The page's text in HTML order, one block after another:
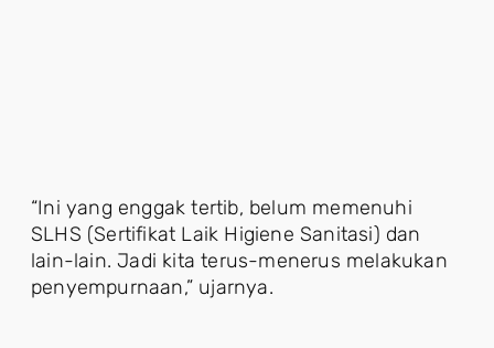
“Ini yang enggak tertib, belum memenuhi
SLHS (Sertifikat Laik Higiene Sanitasi) dan
lain-lain. Jadi kita terus-menerus melakukan
penyempurnaan,” ujarnya.